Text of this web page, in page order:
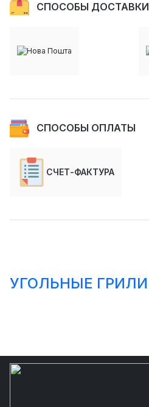
СПОСОБЫ ДОСТАВКИ
СПОСОБЫ ОПЛАТЫ
СЧЕТ-ФАКТУРА
УГОЛЬНЫЕ ГРИЛИ